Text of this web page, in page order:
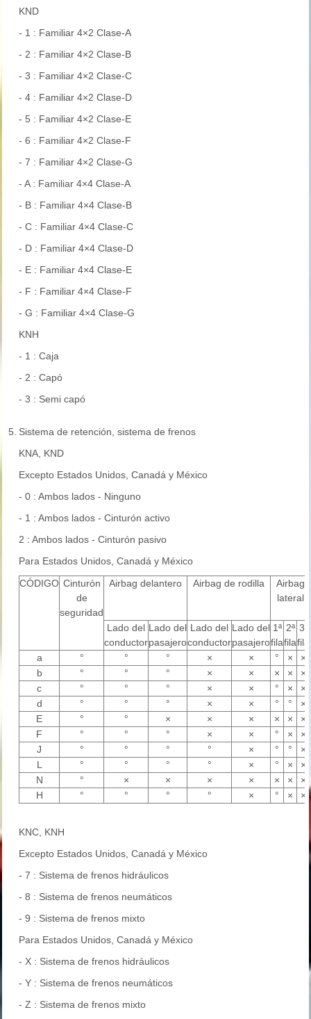
KND
- 1 : Familiar 4×2 Clase-A
- 2 : Familiar 4×2 Clase-B
- 3 : Familiar 4×2 Clase-C
- 4 : Familiar 4×2 Clase-D
- 5 : Familiar 4×2 Clase-E
- 6 : Familiar 4×2 Clase-F
- 7 : Familiar 4×2 Clase-G
- A : Familiar 4×4 Clase-A
- B : Familiar 4×4 Clase-B
- C : Familiar 4×4 Clase-C
- D : Familiar 4×4 Clase-D
- E : Familiar 4×4 Clase-E
- F : Familiar 4×4 Clase-F
- G : Familiar 4×4 Clase-G
KNH
- 1 : Caja
- 2 : Capó
- 3 : Semi capó
5. Sistema de retención, sistema de frenos
KNA, KND
Excepto Estados Unidos, Canadá y México
- 0 : Ambos lados - Ninguno
- 1 : Ambos lados - Cinturón activo
2 : Ambos lados - Cinturón pasivo
Para Estados Unidos, Canadá y México
CÓDIGO Cinturón
de
seguridad
Airbag delantero Airbag de rodilla
Airbag
lateral
Lado del
conductor
Lado del
pasajero
Lado del
conductor
Lado del
pasajero
1ª
fila
2ª
fila
3ª
fila
a
° ° ° × × ° ×
×
b
° ° ° × × × ×
×
c
° ° ° × × ° ×
×
d
° ° ° × × ° °
×
E
° ° × × × × ×
×
F
° ° ° × × ° ×
×
J
° ° ° ° × ° °
×
L
° ° ° ° × ° ×
×
N
° × × × × × ×
×
H
° ° ° ° × ° × ×
KNC, KNH
Excepto Estados Unidos, Canadá y México
- 7 : Sistema de frenos hidráulicos
- 8 : Sistema de frenos neumáticos
- 9 : Sistema de frenos mixto
Para Estados Unidos, Canadá y México
- X : Sistema de frenos hidráulicos
- Y : Sistema de frenos neumáticos
- Z : Sistema de frenos mixto